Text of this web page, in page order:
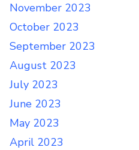
November 2023
October 2023
September 2023
August 2023
July 2023
June 2023
May 2023
April 2023